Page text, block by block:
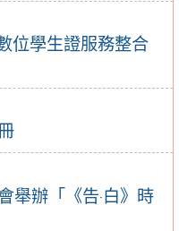
位學生證服務整合
舉辦「《告‧白》時